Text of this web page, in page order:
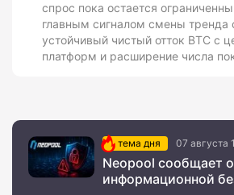
спрос пока остается
главным сигналом смены тренда
устойчивый чистый отток BTC с
платформ и расширение числа
тема дня 07 августа
Neopool сообщает
информационной